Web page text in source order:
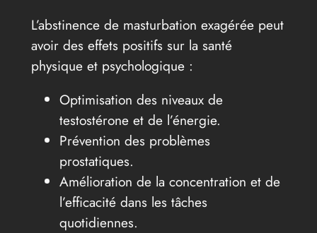
L’abstinence de masturbation exagérée peut
avoir des effets positifs sur la santé
physique et psychologique :
Optimisation des niveaux de
testostérone et de l’énergie.
Prévention des problèmes
prostatiques.
Amélioration de la concentration et de
l’efficacité dans les tâches
quotidiennes.